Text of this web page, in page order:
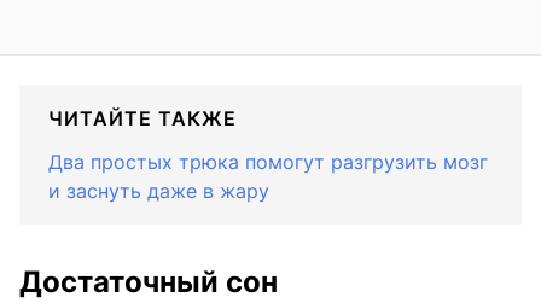
ЧИТАЙТЕ ТАКЖЕ
Два простых трюка помогут разгрузить мозг
и заснуть даже в жару
Достаточный сон